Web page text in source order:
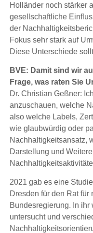
Holländer noch stärker
gesellschaftliche
der
Fokus sehr stark auf
Diese Unterschiede
BVE: Damit sind wir
Frage, was raten Sie
Dr. Christian Geßner:
anzuschauen, welche
also welche Labels,
wie glaubwürdig oder
Nachhaltigkeitsansatz,
Darstellung und
2021 gab es eine
Dresden für den Rat
Bundesregierung. In
untersucht und